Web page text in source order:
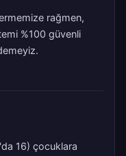
rağmen,
%100 güvenli
16) çocuklara